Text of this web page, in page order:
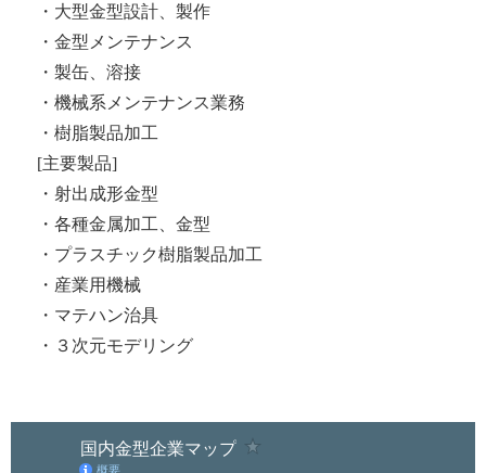
・大型金型設計、製作
・金型メンテナンス
・製缶、溶接
・機械系メンテナンス業務
・樹脂製品加工
[主要製品]
・射出成形金型
・各種金属加工、金型
・プラスチック樹脂製品加工
・産業用機械
・マテハン治具
・３次元モデリング